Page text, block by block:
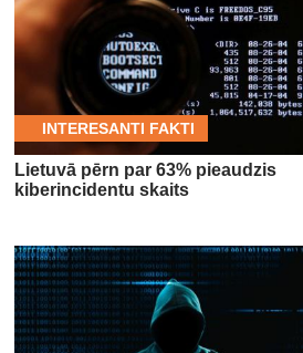
INTERESANTI FAKTI
Lietuvā pērn par 63% pieaudzis
kiberincidentu skaits